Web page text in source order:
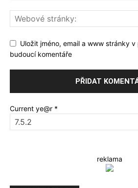
Uložit jméno, email a www stránky
budoucí komentáře
Current ye@r *
reklama